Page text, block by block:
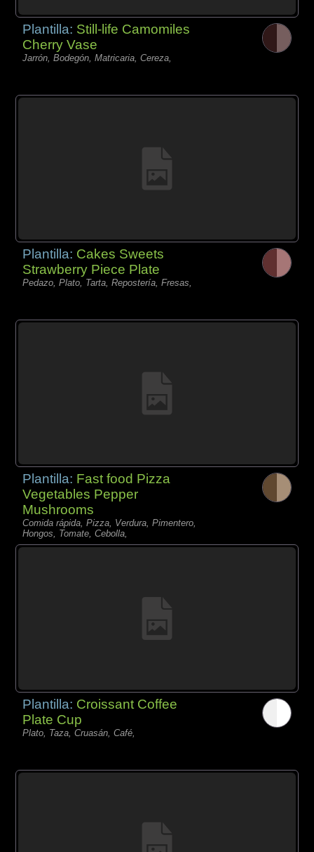
Plantilla: Still-life Camomiles
Cherry Vase
Jarrón, Bodegón, Matricaria, Cereza,
Plantilla: Cakes Sweets
Strawberry Piece Plate
Pedazo, Plato, Tarta, Repostería, Fresas,
Plantilla: Fast food Pizza
Vegetables Pepper
Mushrooms
Comida rápida, Pizza, Verdura, Pimentero,
Hongos, Tomate, Cebolla,
Plantilla: Croissant Coffee
Plate Cup
Plato, Taza, Cruasán, Café,